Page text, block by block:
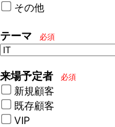
その他
テーマ 必須
来場予定者 必須
新規顧客
既存顧客
VIP